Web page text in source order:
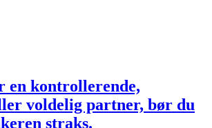
en kontrollerende,
voldelig partner, bør du
straks.